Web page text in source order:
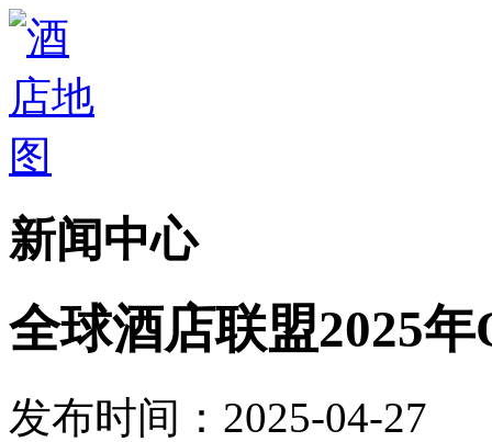
新闻中心
全球酒店联盟2025
发布时间：2025-04-27